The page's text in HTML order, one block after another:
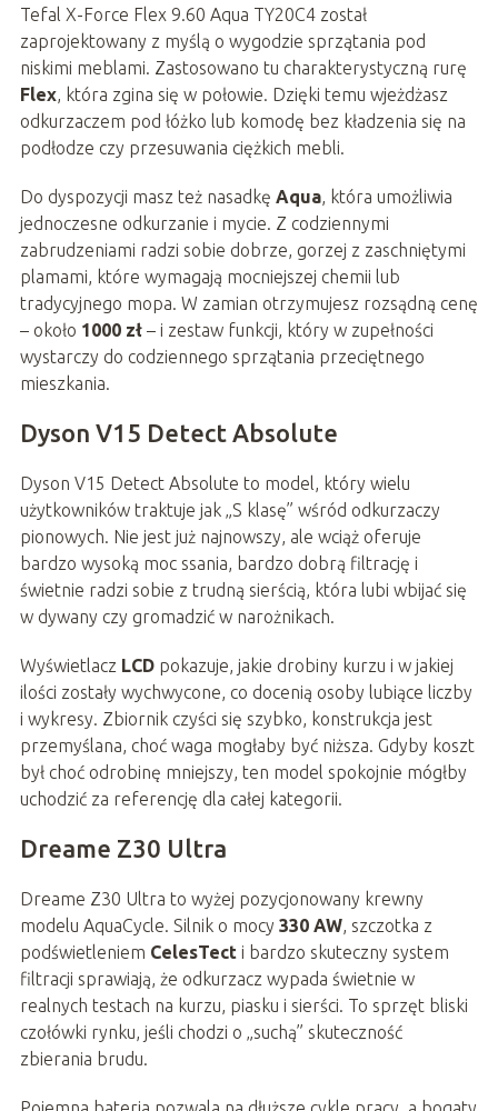
Tefal X-Force Flex 9.60 Aqua TY20C4 został
zaprojektowany z myślą o wygodzie sprzątania pod
niskimi meblami. Zastosowano tu charakterystyczną rurę
Flex, która zgina się w połowie. Dzięki temu wjeżdżasz
odkurzaczem pod łóżko lub komodę bez kładzenia się na
podłodze czy przesuwania ciężkich mebli.
Do dyspozycji masz też nasadkę Aqua, która umożliwia
jednoczesne odkurzanie i mycie. Z codziennymi
zabrudzeniami radzi sobie dobrze, gorzej z zaschniętymi
plamami, które wymagają mocniejszej chemii lub
tradycyjnego mopa. W zamian otrzymujesz rozsądną cenę
– około 1000 zł– i zestaw funkcji, który w zupełności
wystarczy do codziennego sprzątania przeciętnego
mieszkania.
Dyson V15 Detect Absolute
Dyson V15 Detect Absolute to model, który wielu
użytkowników traktuje jak „S klasę” wśród odkurzaczy
pionowych. Nie jest już najnowszy, ale wciąż oferuje
bardzo wysoką moc ssania, bardzo dobrą filtrację i
świetnie radzi sobie z trudną sierścią, która lubi wbijać się
w dywany czy gromadzić w narożnikach.
Wyświetlacz LCDpokazuje, jakie drobiny kurzu i w jakiej
ilości zostały wychwycone, co docenią osoby lubiące liczby
i wykresy. Zbiornik czyści się szybko, konstrukcja jest
przemyślana, choć waga mogłaby być niższa. Gdyby koszt
był choć odrobinę mniejszy, ten model spokojnie mógłby
uchodzić za referencję dla całej kategorii.
Dreame Z30 Ultra
Dreame Z30 Ultra to wyżej pozycjonowany krewny
modelu AquaCycle. Silnik o mocy 330 AW, szczotka z
podświetleniem CelesTecti bardzo skuteczny system
filtracji sprawiają, że odkurzacz wypada świetnie w
realnych testach na kurzu, piasku i sierści. To sprzęt bliski
czołówki rynku, jeśli chodzi o „suchą” skuteczność
zbierania brudu.